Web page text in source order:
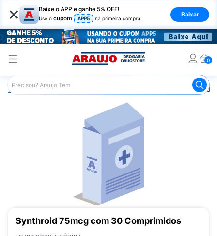
× Baixe o APP e ganhe 5% OFF!
Use o cupom APP5 na primeira compra
Baixar
0
Araujo Medicamentos
Synthroid 75mcg com 30 Comprimidos